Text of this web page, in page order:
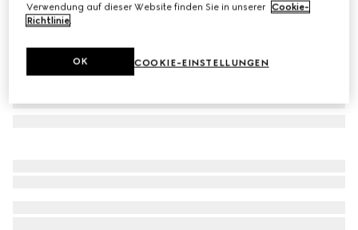
Verwendung auf dieser Website finden Sie in unserer Cookie-
Richtlinie.
COOKIE-EINSTELLUNGEN
OK